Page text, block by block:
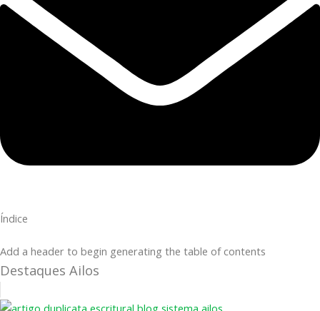
Índice
Add a header to begin generating the table of contents
Destaques Ailos